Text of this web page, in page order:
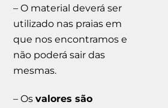
– O material deverá ser
utilizado nas praias em
que nos encontramos e
não poderá sair das
mesmas.
– Osvalores são